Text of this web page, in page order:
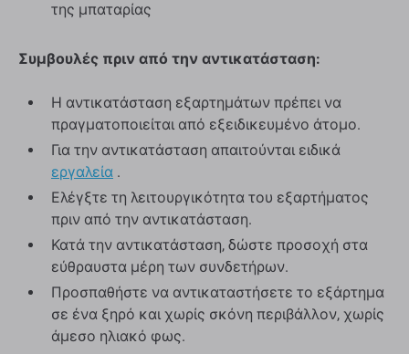
της μπαταρίας
Συμβουλές πριν από την αντικατάσταση:
Η αντικατάσταση εξαρτημάτων πρέπει να
πραγματοποιείται από εξειδικευμένο άτομο.
Για την αντικατάσταση απαιτούνται ειδικά
εργαλεία .
Ελέγξτε τη λειτουργικότητα του εξαρτήματος
πριν από την αντικατάσταση.
Κατά την αντικατάσταση, δώστε προσοχή στα
εύθραυστα μέρη των συνδετήρων.
Προσπαθήστε να αντικαταστήσετε το εξάρτημα
σε ένα ξηρό και χωρίς σκόνη περιβάλλον, χωρίς
άμεσο ηλιακό φως.